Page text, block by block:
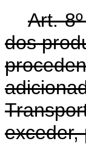
Art.
dos
exceder,